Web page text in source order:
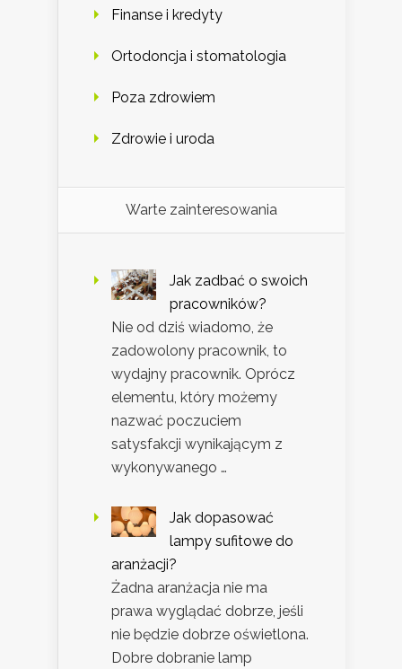
Finanse i kredyty
Ortodoncja i stomatologia
Poza zdrowiem
Zdrowie i uroda
Warte zainteresowania
Jak zadbać o swoich
pracowników?
Nie od dziś wiadomo, że
zadowolony pracownik, to
wydajny pracownik. Oprócz
elementu, który możemy
nazwać poczuciem
satysfakcji wynikającym z
wykonywanego …
Jak dopasować
lampy sufitowe do
aranżacji?
Żadna aranżacja nie ma
prawa wyglądać dobrze, jeśli
nie będzie dobrze oświetlona.
Dobre dobranie lamp